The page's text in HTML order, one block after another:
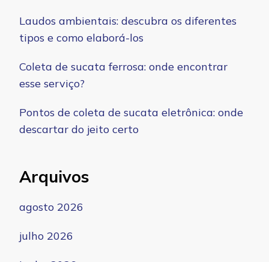
Laudos ambientais: descubra os diferentes
tipos e como elaborá-los
Coleta de sucata ferrosa: onde encontrar
esse serviço?
Pontos de coleta de sucata eletrônica: onde
descartar do jeito certo
Arquivos
agosto 2026
julho 2026